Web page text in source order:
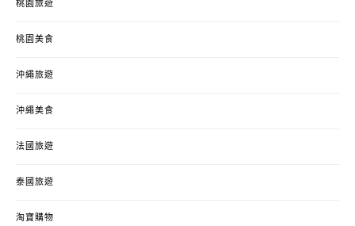
桃園旅遊
桃園美食
沖繩旅遊
沖繩美食
法國旅遊
泰國旅遊
淘寶購物